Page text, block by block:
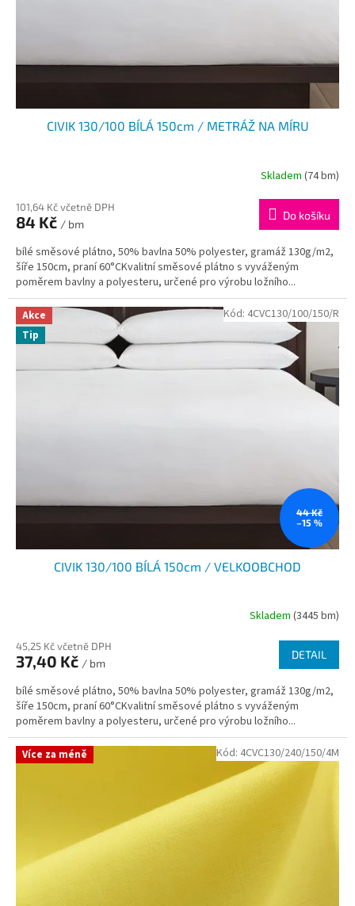
CIVIK 130/100 BÍLÁ 150cm / METRÁŽ NA MÍRU
Skladem (74 bm)
101,64 Kč včetně DPH
84 Kč / bm
Do košíku
bílé směsové plátno, 50% bavlna 50% polyester, gramáž 130g/m2,
šíře 150cm, praní 60°CKvalitní směsové plátno s vyváženým
poměrem bavlny a polyesteru, určené pro výrobu ložního...
Akce
Tip
44 Kč
–15 %
CIVIK 130/100 BÍLÁ 150cm / VELKOOBCHOD
Skladem (3445 bm)
45,25 Kč včetně DPH
37,40 Kč / bm
DETAIL
bílé směsové plátno, 50% bavlna 50% polyester, gramáž 130g/m2,
šíře 150cm, praní 60°CKvalitní směsové plátno s vyváženým
poměrem bavlny a polyesteru, určené pro výrobu ložního...
Kód: 4CVC130/100/150/R
Více za méně Kód: 4CVC130/240/150/4M